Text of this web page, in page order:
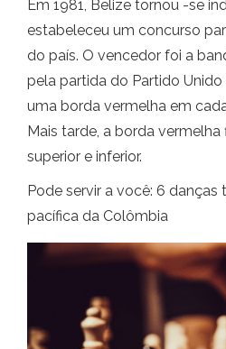
Em 1981, Belize tornou -se
estabeleceu um concurso
do país. O vencedor foi a
pela partida do Partido
uma borda vermelha em
Mais tarde, a borda
superior e inferior.
Pode servir a você: 6 danças
pacífica da Colômbia